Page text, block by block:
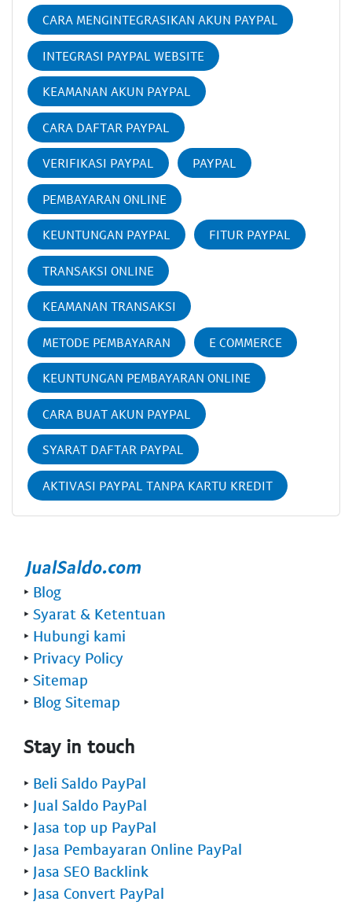
CARA MENGINTEGRASIKAN AKUN PAYPAL
INTEGRASI PAYPAL WEBSITE
KEAMANAN AKUN PAYPAL
CARA DAFTAR PAYPAL
VERIFIKASI PAYPAL PAYPAL
PEMBAYARAN ONLINE
KEUNTUNGAN PAYPAL FITUR PAYPAL
TRANSAKSI ONLINE
KEAMANAN TRANSAKSI
METODE PEMBAYARAN E COMMERCE
KEUNTUNGAN PEMBAYARAN ONLINE
CARA BUAT AKUN PAYPAL
SYARAT DAFTAR PAYPAL
AKTIVASI PAYPAL TANPA KARTU KREDIT
‣ Blog
‣ Syarat & Ketentuan
‣ Hubungi kami
‣ Privacy Policy
‣ Sitemap
‣ Blog Sitemap
Stay in touch
‣ Beli Saldo PayPal
‣ Jual Saldo PayPal
‣ Jasa top up PayPal
‣ Jasa Pembayaran Online PayPal
‣ Jasa SEO Backlink
‣ Jasa Convert PayPal